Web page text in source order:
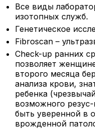
Все виды
изотопных служб.
Генетическое
Fibroscan –
Check-up ранних
позволяет
второго месяца
анализа крови,
ребенка
возможного
быть уверенной в
врожденной